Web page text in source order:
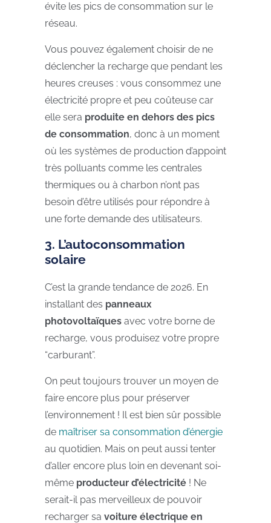
évite les pics de consommation sur le
réseau.
Vous pouvez également choisir de ne
déclencher la recharge que pendant les
heures creuses : vous consommez une
électricité propre et peu coûteuse car
elle sera produite en dehors des pics
de consommation, donc à un moment
où les systèmes de production d’appoint
très polluants comme les centrales
thermiques ou à charbon n’ont pas
besoin d’être utilisés pour répondre à
une forte demande des utilisateurs.
3. L’autoconsommation
solaire
C’est la grande tendance de 2026. En
installant des panneaux
photovoltaïques avec votre borne de
recharge, vous produisez votre propre
“carburant”.
On peut toujours trouver un moyen de
faire encore plus pour préserver
l’environnement ! Il est bien sûr possible
de maîtriser sa consommation d’énergie
au quotidien. Mais on peut aussi tenter
d’aller encore plus loin en devenant soi-
même producteur d’électricité ! Ne
serait-il pas merveilleux de pouvoir
recharger sa voiture électrique en